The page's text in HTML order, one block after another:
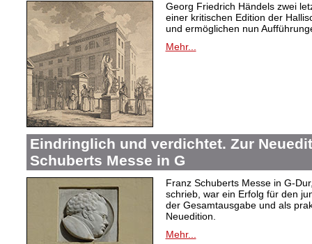
Georg Friedrich Händels zwei
einer kritischen Edition der
und ermöglichen nun
Mehr...
Eindringlich und verdichtet. Zur
Schuberts Messe in G
Franz Schuberts Messe in G-
schrieb, war ein Erfolg für den
der Gesamtausgabe und als
Neuedition.
Mehr...